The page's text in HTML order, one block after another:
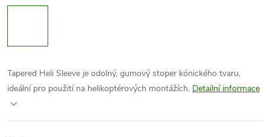
Tapered Heli Sleeve je odolný, gumový stoper kónického tvaru,
ideální pro použití na helikoptérových montážích. Detailní informace